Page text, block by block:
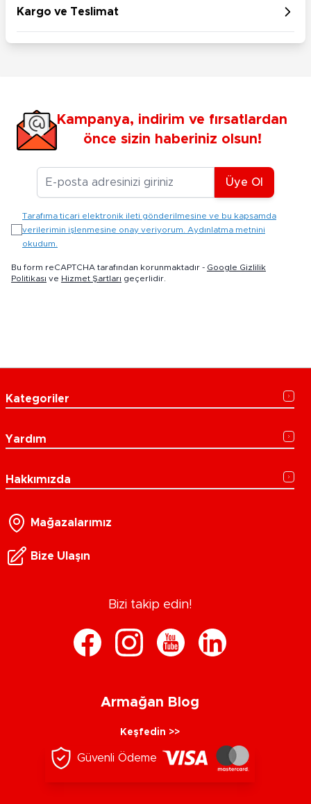
Kargo ve Teslimat
Kampanya, indirim ve fırsatlardan
önce sizin haberiniz olsun!
E-posta Adresiniz
Üye Ol
Tarafıma ticari elektronik ileti gönderilmesine ve bu kapsamda
verilerimin işlenmesine onay veriyorum. Aydınlatma metnini
okudum.
Bu form reCAPTCHA tarafından korunmaktadır - Google Gizlilik
Politikası ve Hizmet Şartları geçerlidir.
Kategoriler
Yardım
Hakkımızda
Mağazalarımız
Bize Ulaşın
Bizi takip edin!
Armağan Blog
Keşfedin >>
Güvenli Ödeme